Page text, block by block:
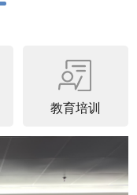
教育培训